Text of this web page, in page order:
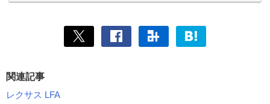
関連記事
レクサス LFA